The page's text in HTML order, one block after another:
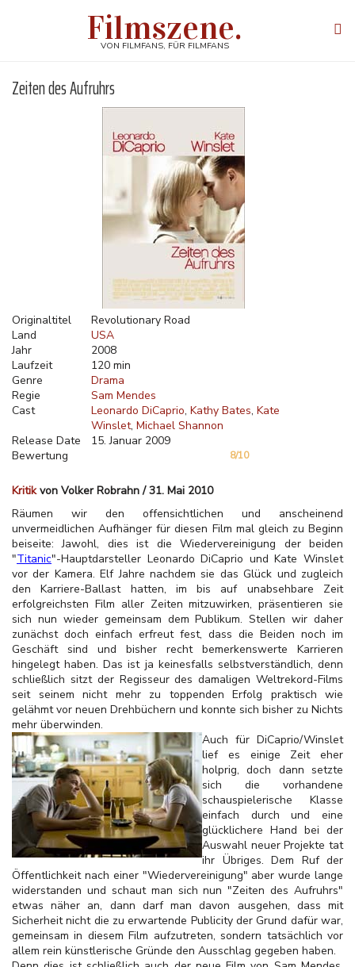
Filmszene.
VON FILMFANS, FÜR FILMFANS
Zeiten des Aufruhrs
Originaltitel
Revolutionary Road
Land
USA
Jahr
2008
Laufzeit
120 min
Genre
Drama
Regie
Sam Mendes
Cast
Leonardo DiCaprio Kathy Bates Kate
Winslet Michael Shannon
Release Date
15. Januar 2009
Bewertung
8/10
Kritikvon Volker Robrahn / 31. Mai 2010
Räumen wir den offensichtlichen und anscheinend
unvermeidlichen Aufhänger für diesen Film mal gleich zu Beginn
beiseite: Jawohl, dies ist die Wiedervereinigung der beiden
"Titanic"-Hauptdarsteller Leonardo DiCaprio und Kate Winslet
vor der Kamera. Elf Jahre nachdem sie das Glück und zugleich
den Karriere-Ballast hatten, im bis auf unabsehbare Zeit
erfolgreichsten Film aller Zeiten mitzuwirken, präsentieren sie
sich nun wieder gemeinsam dem Publikum. Stellen wir daher
zunächst doch einfach erfreut fest, dass die Beiden noch im
Geschäft sind und bisher recht bemerkenswerte Karrieren
hingelegt haben. Das ist ja keinesfalls selbstverständlich, denn
schließlich sitzt der Regisseur des damaligen Weltrekord-Films
seit seinem nicht mehr zu toppenden Erfolg praktisch wie
gelähmt vor neuen Drehbüchern und konnte sich bisher zu Nichts
mehr überwinden.
Auch für DiCaprio/Winslet
lief es einige Zeit eher
holprig, doch dann setzte
sich die vorhandene
schauspielerische Klasse
einfach durch und eine
glücklichere Hand bei der
Auswahl neuer Projekte tat
ihr Übriges. Dem Ruf der
Öffentlichkeit nach einer "Wiedervereinigung" aber wurde lange
widerstanden und schaut man sich nun "Zeiten des Aufruhrs"
etwas näher an, dann darf man davon ausgehen, dass mit
Sicherheit nicht die zu erwartende Publicity der Grund dafür war,
gemeinsam in diesem Film aufzutreten, sondern tatsächlich vor
allem rein künstlerische Gründe den Ausschlag gegeben haben.